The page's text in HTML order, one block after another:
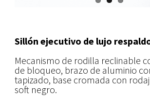
Sillón ejecutivo de lujo
Mecanismo de rodilla reclinable
de bloqueo, brazo de aluminio
tapizado, base cromada con
soft negro.